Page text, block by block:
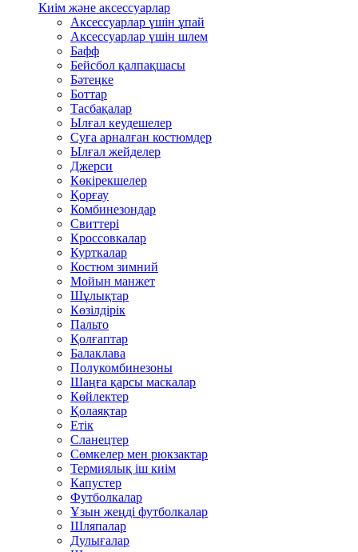
Киім және аксессуарлар
Аксессуарлар үшін ұпай
Аксессуарлар үшін шлем
Бафф
Бейсбол қалпақшасы
Бәтеңке
Боттар
Тасбақалар
Ылғал кеудешелер
Суға арналған костюмдер
Ылғал жейделер
Джерси
Көкірекшелер
Қорғау
Комбинезондар
Свиттері
Кроссовкалар
Курткалар
Костюм зимний
Мойын манжет
Шұлықтар
Көзілдірік
Пальто
Қолғаптар
Балаклава
Полукомбинезоны
Шаңға қарсы маскалар
Көйлектер
Қолаяқтар
Етік
Сланецтер
Сөмкелер мен рюкзактар
Термиялық іш киім
Капустер
Футболкалар
Ұзын жеңді футболкалар
Шляпалар
Дулығалар